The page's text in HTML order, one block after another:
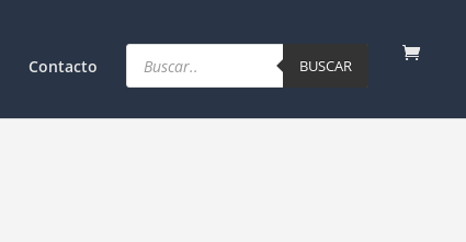
Contacto
Products
search BUSCAR